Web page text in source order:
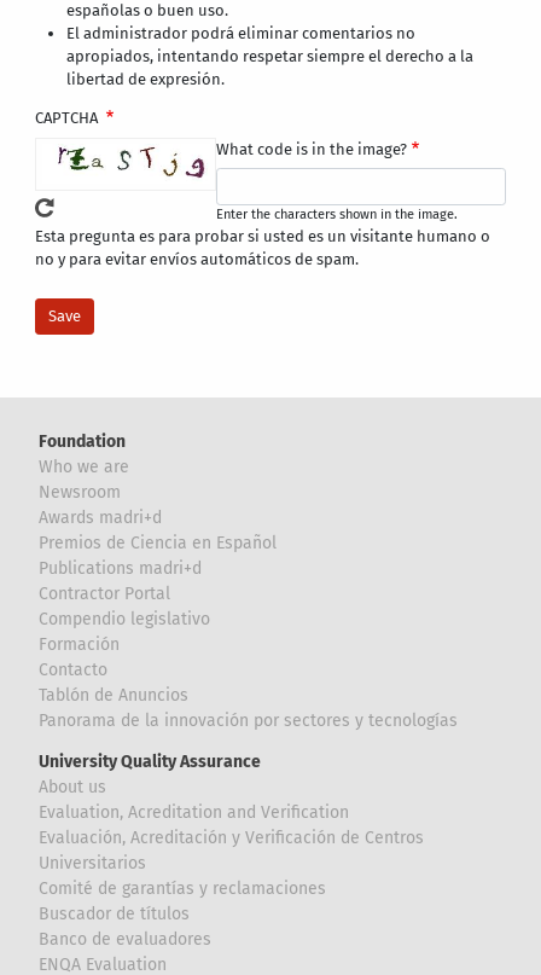
españolas o buen uso.
El administrador podrá eliminar comentarios no
apropiados, intentando respetar siempre el derecho a la
libertad de expresión.
CAPTCHA
What code is in the image?
Enter the characters shown in the image.
Esta pregunta es para probar si usted es un visitante humano o
no y para evitar envíos automáticos de spam.
Foundation
Who we are
Newsroom
Awards madri+d
Premios de Ciencia en Español
Publications madri+d
Contractor Portal
Compendio legislativo
Formación
Contacto
Tablón de Anuncios
Panorama de la innovación por sectores y tecnologías
University Quality Assurance
About us
Evaluation, Acreditation and Verification
Evaluación, Acreditación y Verificación de Centros
Universitarios
Comité de garantías y reclamaciones
Buscador de títulos
Banco de evaluadores
ENQA Evaluation